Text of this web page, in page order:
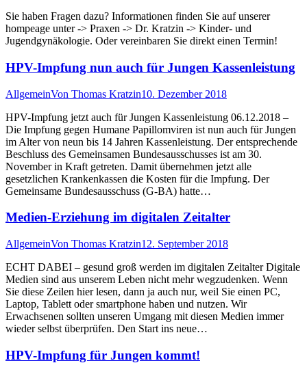
Sie haben Fragen dazu? Informationen finden Sie auf unserer
hompeage unter -> Praxen -> Dr. Kratzin -> Kinder- und
Jugendgynäkologie. Oder vereinbaren Sie direkt einen Termin!
HPV-Impfung nun auch für Jungen Kassenleistung
AllgemeinVon Thomas Kratzin10. Dezember 2018
HPV-Impfung jetzt auch für Jungen Kassenleistung 06.12.2018 –
Die Impfung gegen Humane Papillomviren ist nun auch für Jungen
im Alter von neun bis 14 Jahren Kassenleistung. Der entsprechende
Beschluss des Gemeinsamen Bundesausschusses ist am 30.
November in Kraft getreten. Damit übernehmen jetzt alle
gesetzlichen Krankenkassen die Kosten für die Impfung. Der
Gemeinsame Bundesausschuss (G-BA) hatte…
Medien-Erziehung im digitalen Zeitalter
AllgemeinVon Thomas Kratzin12. September 2018
ECHT DABEI – gesund groß werden im digitalen Zeitalter Digitale
Medien sind aus unserem Leben nicht mehr wegzudenken. Wenn
Sie diese Zeilen hier lesen, dann ja auch nur, weil Sie einen PC,
Laptop, Tablett oder smartphone haben und nutzen. Wir
Erwachsenen sollten unseren Umgang mit diesen Medien immer
wieder selbst überprüfen. Den Start ins neue…
HPV-Impfung für Jungen kommt!